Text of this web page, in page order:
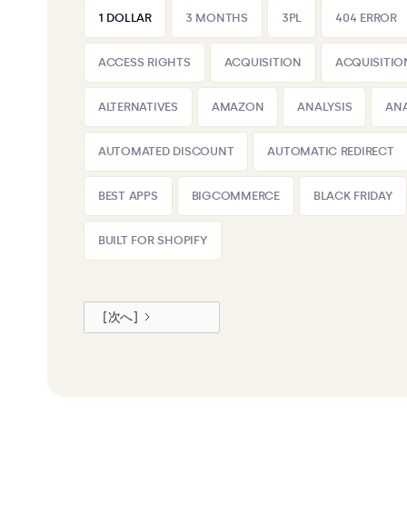
1 DOLLAR 3 MONTHS 3PL 404 ERROR
ACCESS RIGHTS ACQUISITION
ALTERNATIVES AMAZON ANALYSIS
AUTOMATED DISCOUNT AUTOMATIC REDIRECT
BEST APPS BIGCOMMERCE BLACK FRIDAY
BUILT FOR SHOPIFY
[次へ]